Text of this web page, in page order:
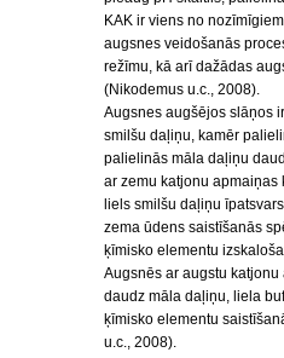
KAK ir viens no
augsnes veidošanās
režīmu, kā arī dažādas
(Nikodemus u.c., 2008).
Augsnes augšējos slāņos
smilšu daļiņu, kamēr
palielinās māla daļiņu
ar zemu katjonu apmaiņas
liels smilšu daļiņu
zema ūdens saistīšanās
ķīmisko elementu
Augsnēs ar augstu
daudz māla daļiņu, liela
ķīmisko elementu
u.c., 2008).